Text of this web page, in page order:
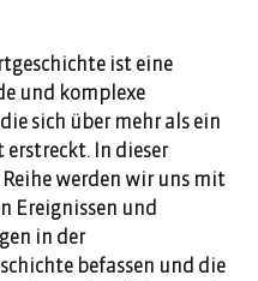
ist eine
und komplexe
sich über mehr als ein
erstreckt. In dieser
werden wir uns mit
Ereignissen und
in der
befassen und die